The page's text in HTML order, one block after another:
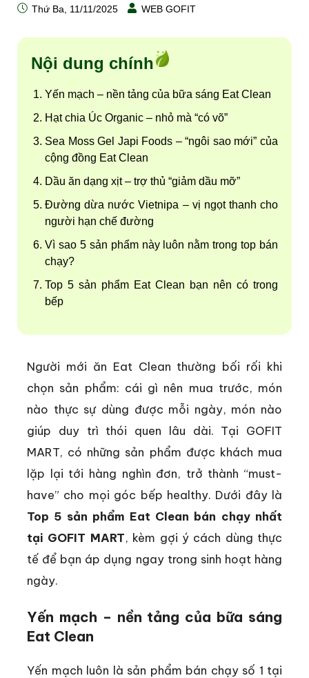
Thứ Ba, 11/11/2025 WEB GOFIT
Nội dung chính
Yến mạch – nền tảng của bữa sáng Eat Clean
Hạt chia Úc Organic – nhỏ mà “có võ”
Sea Moss Gel Japi Foods – “ngôi sao mới” của
cộng đồng Eat Clean
Dầu ăn dạng xịt – trợ thủ “giảm dầu mỡ”
Đường dừa nước Vietnipa – vị ngọt thanh cho
người hạn chế đường
Vì sao 5 sản phẩm này luôn nằm trong top bán
chạy?
Top 5 sản phẩm Eat Clean bạn nên có trong
bếp
Người mới ăn Eat Clean thường bối rối khi
chọn sản phẩm: cái gì nên mua trước, món
nào thực sự dùng được mỗi ngày, món nào
giúp duy trì thói quen lâu dài. Tại GOFIT
MART, có những sản phẩm được khách mua
lặp lại tới hàng nghìn đơn, trở thành “must-
have” cho mọi góc bếp healthy. Dưới đây là
Top 5 sản phẩm Eat Clean bán chạy nhất
tại GOFIT MART, kèm gợi ý cách dùng thực
tế để bạn áp dụng ngay trong sinh hoạt hàng
ngày.
Yến mạch – nền tảng của bữa sáng
Eat Clean
Yến mạch luôn là sản phẩm bán chạy số 1 tại